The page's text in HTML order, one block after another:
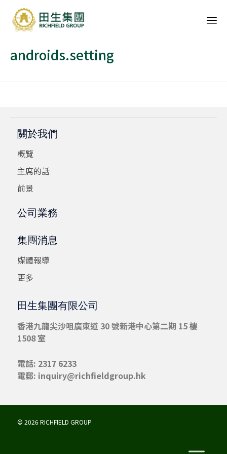
androids.setting
關於我們
概覽
主席的話
前景
公司業務
集團消息
媒體報導
更多
田生集團有限公司
香港九龍尖沙咀廣東道 30 號新港中心第二期 15 樓
1508 室
電話: 2317 6233
電郵: inquiry@richfieldgroup.hk
© 2026 RICHFIELD GROUP